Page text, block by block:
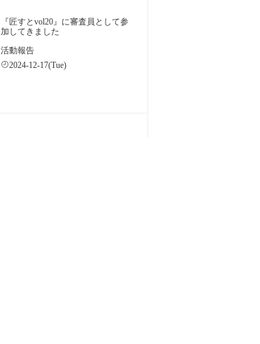
『匠すとvol20』に審査員として参
加してきました
活動報告
2024-12-17(Tue)